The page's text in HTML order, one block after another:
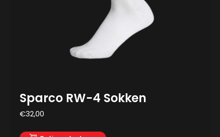
Sparco RW-4 Sokken
€32,00